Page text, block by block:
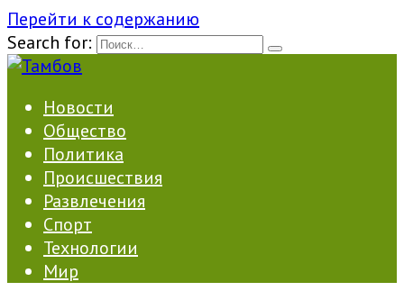
Перейти к содержанию
Search for:
Новости
Общество
Политика
Происшествия
Развлечения
Спорт
Технологии
Мир